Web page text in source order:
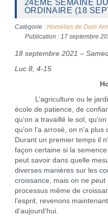
24ÈME SEMAINE
ORDINAIRE (18
Catégorie : Homélies de Dom
Publication : 17 septembre
18 septembre 2021 –
Luc 8, 4-15
L’agriculture ou le
école de patience, de
qu’on a travaillé le sol,
qu’on l’a arrosé, on n’a
Durant un premier temps il
façon certaine si la
peut savoir dans quelle
diverses manières sur les
croissance, mais on ne
processus même de
l’esprit, revenons
d’aujourd’hui.